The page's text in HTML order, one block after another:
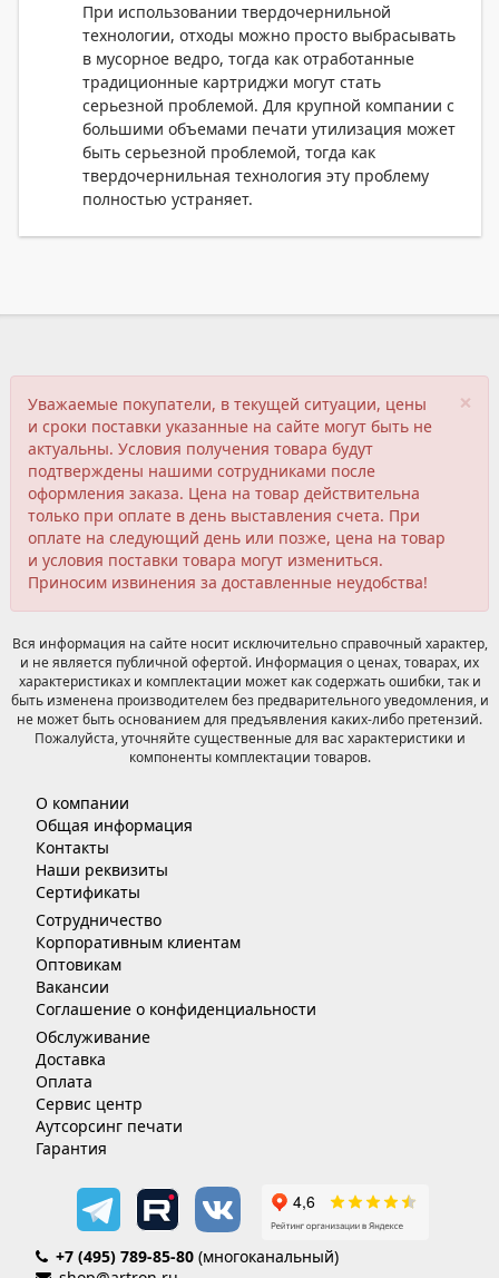
При использовании твердочернильной
технологии, отходы можно просто выбрасывать
в мусорное ведро, тогда как отработанные
традиционные картриджи могут стать
серьезной проблемой. Для крупной компании с
большими объемами печати утилизация может
быть серьезной проблемой, тогда как
твердочернильная технология эту проблему
полностью устраняет.
×
Уважаемые покупатели, в текущей ситуации, цены
и сроки поставки указанные на сайте могут быть не
актуальны. Условия получения товара будут
подтверждены нашими сотрудниками после
оформления заказа. Цена на товар действительна
только при оплате в день выставления счета. При
оплате на следующий день или позже, цена на товар
и условия поставки товара могут измениться.
Приносим извинения за доставленные неудобства!
Вся информация на сайте носит исключительно справочный характер,
и не является публичной офертой. Информация о ценах, товарах, их
характеристиках и комплектации может как содержать ошибки, так и
быть изменена производителем без предварительного уведомления, и
не может быть основанием для предъявления каких-либо претензий.
Пожалуйста, уточняйте существенные для вас характеристики и
компоненты комплектации товаров.
О компании
Общая информация
Контакты
Наши реквизиты
Сертификаты
Сотрудничество
Корпоративным клиентам
Оптовикам
Вакансии
Соглашение о конфиденциальности
Обслуживание
Доставка
Оплата
Сервис центр
Аутсорсинг печати
Гарантия
+7 (495) 789-85-80 (многоканальный)